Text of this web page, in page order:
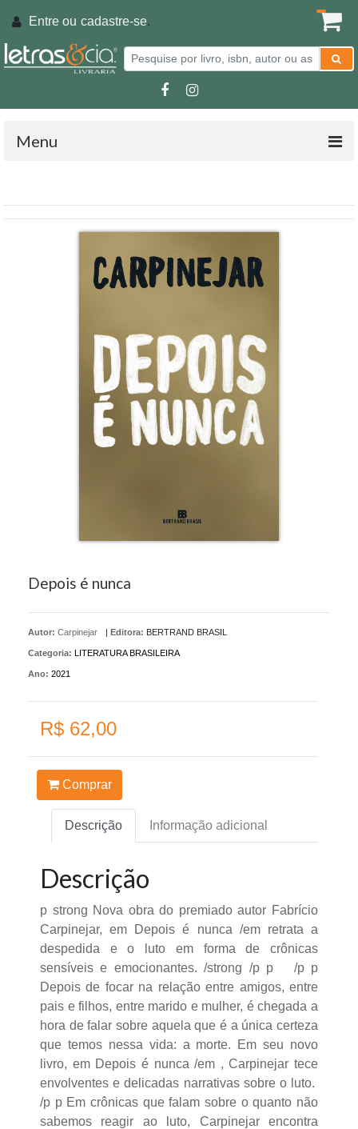
Entre ou cadastre-se.
Menu
Depois é nunca
Autor: Carpinejar | Editora: BERTRAND BRASIL
Categoria: LITERATURA BRASILEIRA
Ano: 2021
R$ 62,00
Comprar
Descrição Informação adicional
Descrição
p strong Nova obra do premiado autor Fabrício
Carpinejar, em Depois é nunca /em retrata a
despedida e o luto em forma de crônicas
sensíveis e emocionantes. /strong /p p /p p
Depois de focar na relação entre amigos, entre
pais e filhos, entre marido e mulher, é chegada a
hora de falar sobre aquela que é a única certeza
que temos nessa vida: a morte. Em seu novo
livro, em Depois é nunca /em , Carpinejar tece
envolventes e delicadas narrativas sobre o luto.
/p p Em crônicas que falam sobre o quanto não
sabemos reagir ao luto, Carpinejar encontra